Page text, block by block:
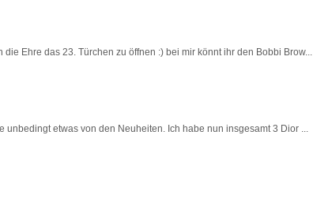
Ehre das 23. Türchen zu öffnen :) bei mir könnt ihr den Bobbi Brow...
etwas von den Neuheiten. Ich habe nun insgesamt 3 Dior ...